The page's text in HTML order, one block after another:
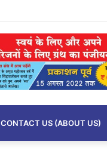
CONTACT US (ABOUT US)